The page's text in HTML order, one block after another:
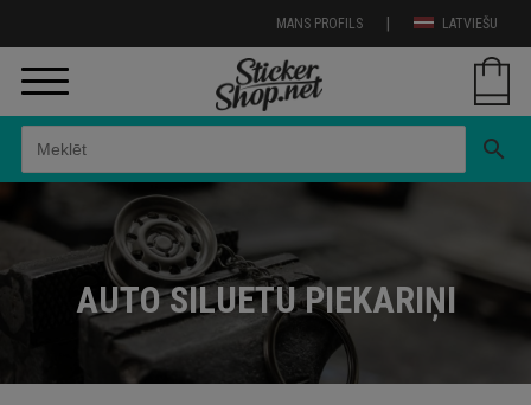
LATVIEŠU
|
MANS PROFILS
search
AUTO SILUETU PIEKARIŅI